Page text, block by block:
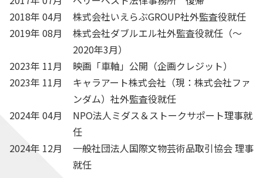
2018年 04月
株式会社いえらぶGROUP社外監査役就任
2019年 08月
株式会社ダブルエル社外監査役就任（～
2020年3月）
2023年 11月
映画「車軸」公開（企画クレジット）
2023年 11月
キャラアート株式会社（現：株式会社ファ
ンダム）社外監査役就任
2024年 04月
NPO法⼈ミダス＆ストークサポート理事就
任
2024年 12月
一般社団法人国際文物芸術品取引協会 理事
就任